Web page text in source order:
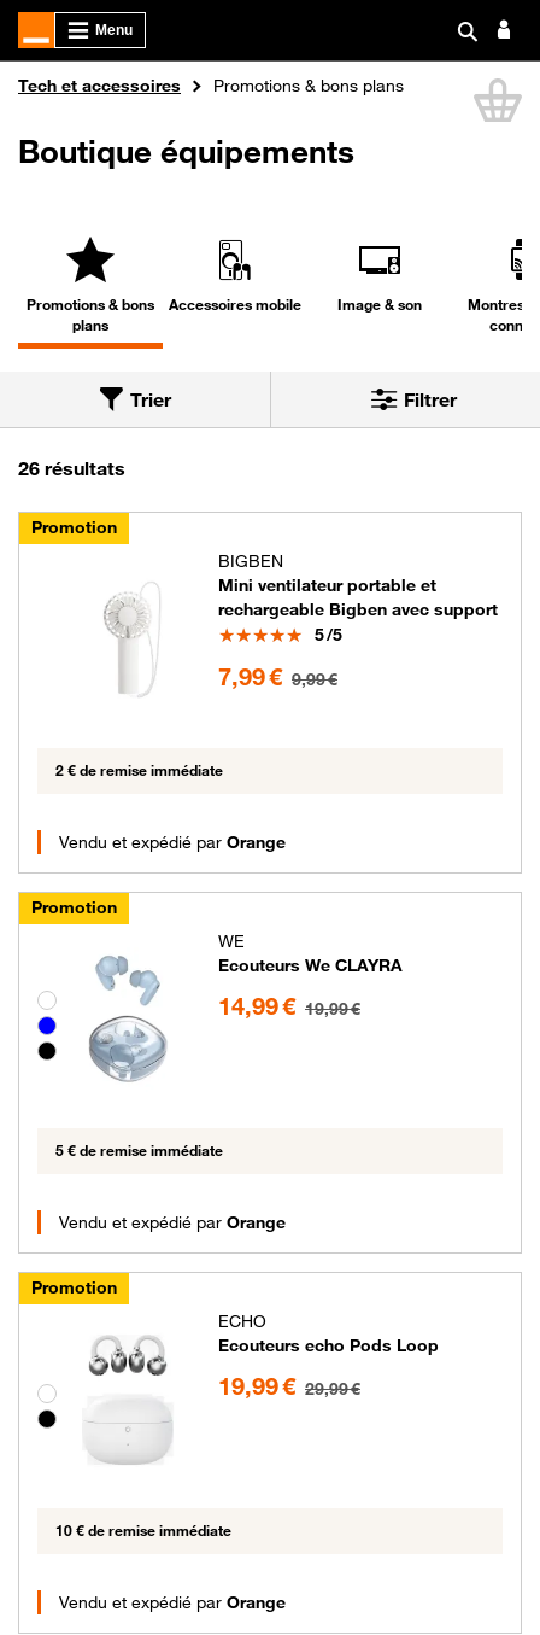
Boutique Orange
Tech et accessoires
Promotions & bons plans
Boutique équipements
Promotions & bons
plans
Accessoires mobile Image & son
Montres
Trier par
Trier Filtrer
26 résultats
Promotion
BIGBEN
Mini ventilateur portable et
rechargeable Bigben avec support
Note
5/5
7,99 € 9,99 €
2 € de remise immédiate
Vendu et expédié par Orange
Promotion
Groupe de couleurs disponibles non sélectionnables
WE
Ecouteurs We CLAYRA
14,99 € 19,99 €
5 € de remise immédiate
Vendu et expédié par Orange
Promotion
Groupe de couleurs disponibles non sélectionnables
ECHO
Ecouteurs echo Pods Loop
19,99 € 29,99 €
10 € de remise immédiate
Vendu et expédié par Orange